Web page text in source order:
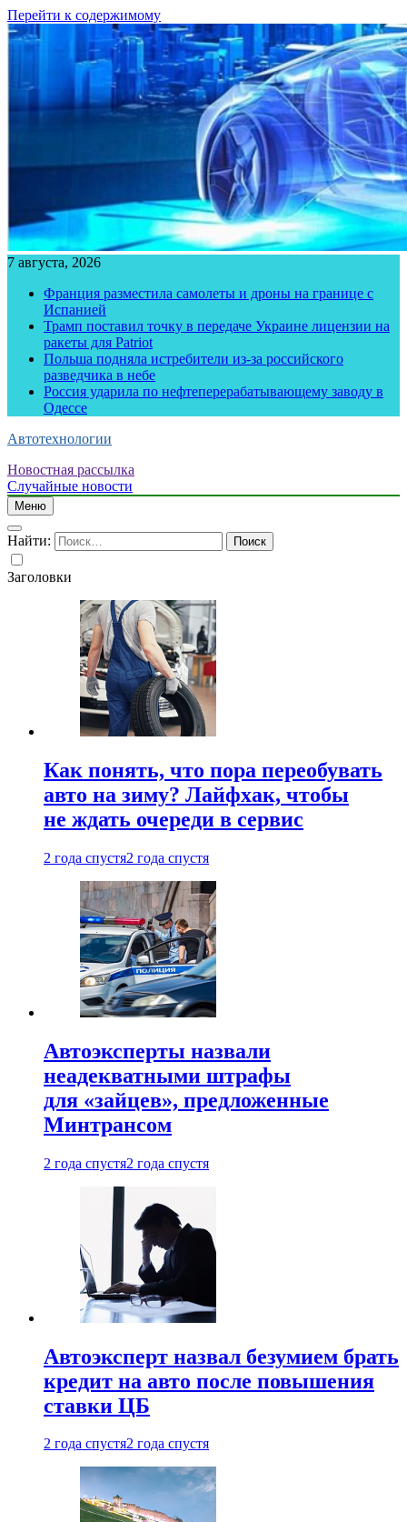
Перейти к содержимому
7 августа, 2026
Франция разместила самолеты и дроны на границе с
Испанией
Трамп поставил точку в передаче Украине лицензии на
ракеты для Patriot
Польша подняла истребители из-за российского
разведчика в небе
Россия ударила по нефтеперерабатывающему заводу в
Одессе
Автотехнологии
Новостная рассылка
Случайные новости
Меню
Найти:
Заголовки
Как понять, что пора переобувать
авто на зиму? Лайфхак, чтобы
не ждать очереди в сервис
2 года спустя2 года спустя
Автоэксперты назвали
неадекватными штрафы
для «зайцев», предложенные
Минтрансом
2 года спустя2 года спустя
Автоэксперт назвал безумием брать
кредит на авто после повышения
ставки ЦБ
2 года спустя2 года спустя